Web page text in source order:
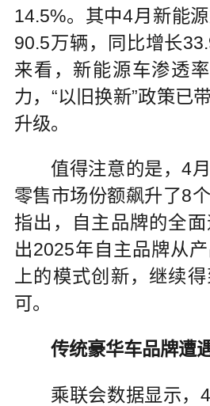
14.5%。其中4月新能
90.5万辆，同比增长
来看，新能源车渗透
力，“以旧换新”政策已
升级。
值得注意的是，4
零售市场份额飙升了8
指出，自主品牌的全
出2025年自主品牌从
上的模式创新，继续
可。
传统豪华车品牌遭
乘联会数据显示，